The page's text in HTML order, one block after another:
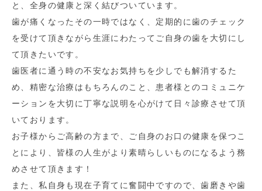
と、全身の健康と深く結びついています。
歯が痛くなったその一時ではなく、定期的に歯のチェック
を受けて頂きながら生涯にわたってご自身の歯を大切にし
て頂きたいです。
歯医者に通う時の不安なお気持ちを少しでも解消するた
め、精密な治療はもちろんのこと、患者様とのコミュニケ
ーションを大切に丁寧な説明を心がけて日々診療させて頂
いております。
お子様からご高齢の方まで、ご自身のお口の健康を保つこ
とにより、皆様の人生がより素晴らしいものになるよう務
めさせて頂きます！
また、私自身も現在子育てに奮闘中ですので、歯磨きや歯